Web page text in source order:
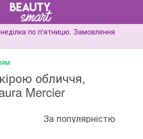
по п'ятницю. Замовлення
обличчя,
Mercier
За популярністю